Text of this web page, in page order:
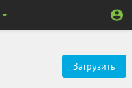
Загрузить